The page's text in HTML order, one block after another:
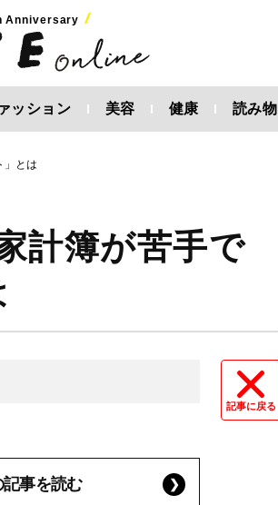
Anniversary
ッション 美容 健康 読み物
」とは
計簿が苦手で
記事に戻る
記事を読む